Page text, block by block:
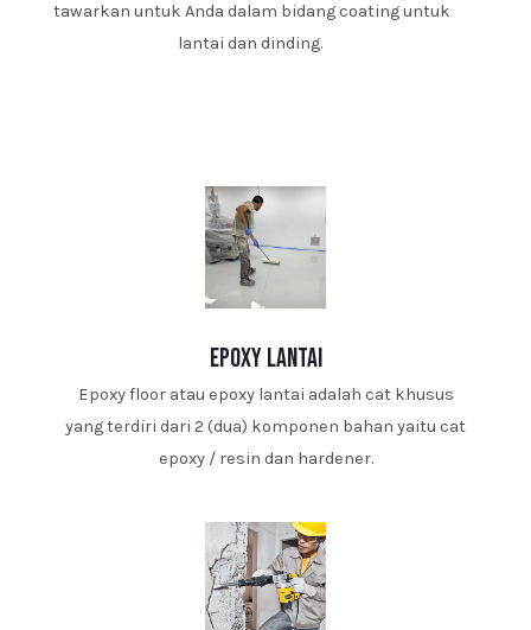
tawarkan untuk Anda dalam bidang coating untuk
lantai dan dinding.
epoxy lantai
Epoxy floor atau epoxy lantai adalah cat khusus
yang terdiri dari 2 (dua) komponen bahan yaitu cat
epoxy / resin dan hardener.